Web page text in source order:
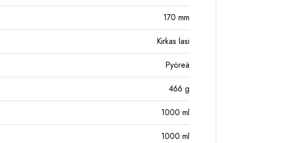
170 mm
Kirkas lasi
Pyöreä
466 g
1000 ml
1000 ml